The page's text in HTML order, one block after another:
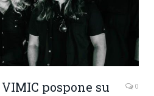
pospone su
0